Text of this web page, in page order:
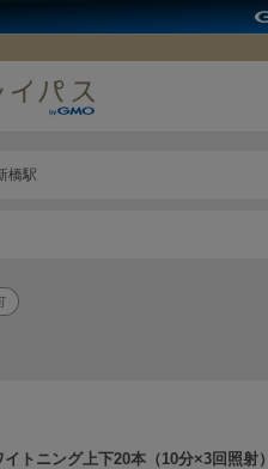
橋駅
イトニング上下20本（10分×3回照射